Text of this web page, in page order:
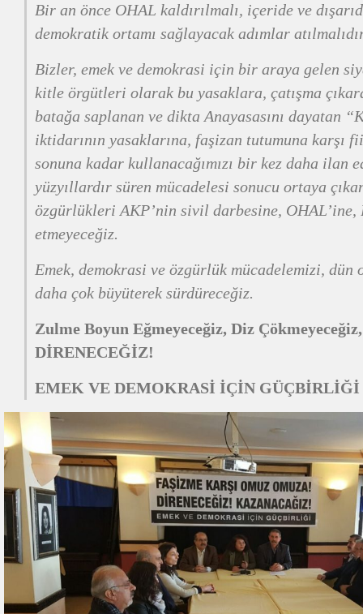
Bir an önce OHAL kaldırılmalı, içeride ve
demokratik ortamı sağlayacak adımlar
Bizler, emek ve demokrasi için bir araya gelen
kitle örgütleri olarak bu yasaklara, çatışma
batağa saplanan ve dikta Anayasasını dayatan
iktidarının yasaklarına, faşizan tutumuna karşı
sonuna kadar kullanacağımızı bir kez daha ilan
yüzyıllardır süren mücadelesi sonucu ortaya
özgürlükleri AKP’nin sivil darbesine, OHAL’ine,
etmeyeceğiz.
Emek, demokrasi ve özgürlük mücadelemizi, dün
daha çok büyüterek sürdüreceğiz.
Zulme Boyun Eğmeyeceğiz, Diz
DİRENECEĞİZ!
EMEK VE DEMOKRASİ İÇİN GÜÇBİRLİĞİ